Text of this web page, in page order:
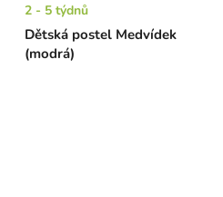
Dětská postel Medvídek
(modrá)
2 - 5 týdnů